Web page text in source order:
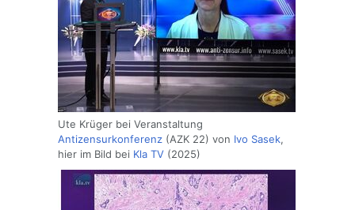
Ute Krüger bei Veranstaltung
Antizensurkonferenz (AZK 22) von Ivo Sasek,
hier im Bild bei Kla TV (2025)